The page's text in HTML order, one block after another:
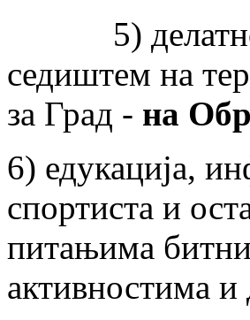
5) делатност
седиштем на
за Град - на
6) едукација,
спортиста и
питањима
активностима